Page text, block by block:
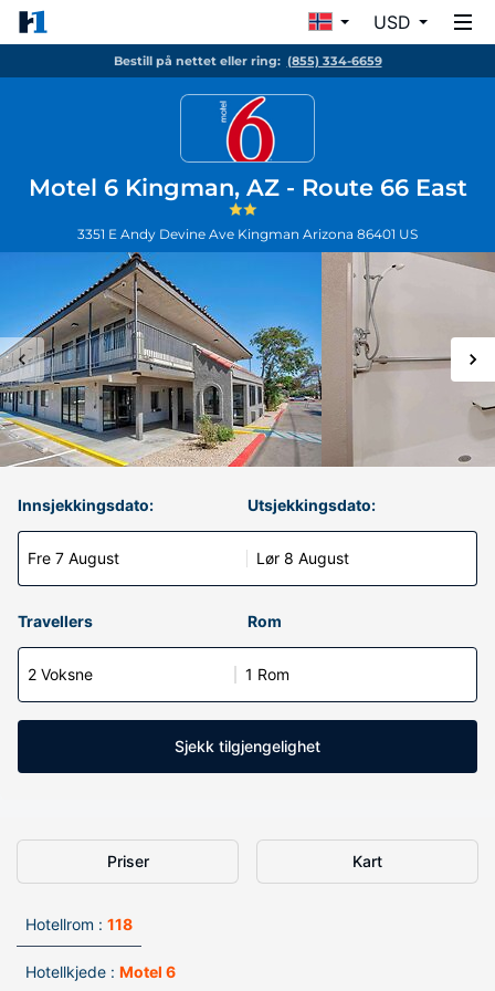
USD
Bestill på nettet eller ring: (855) 334-6659
Motel 6 Kingman, AZ - Route 66 East
3351 E Andy Devine Ave Kingman Arizona 86401 US
Innsjekkingsdato:
Fre 7 August
Utsjekkingsdato:
Lør 8 August
Travellers Rom
2 Voksne 1 Rom
Sjekk tilgjengelighet
Priser Kart
Hotellrom : 118
Hotellkjede : Motel 6